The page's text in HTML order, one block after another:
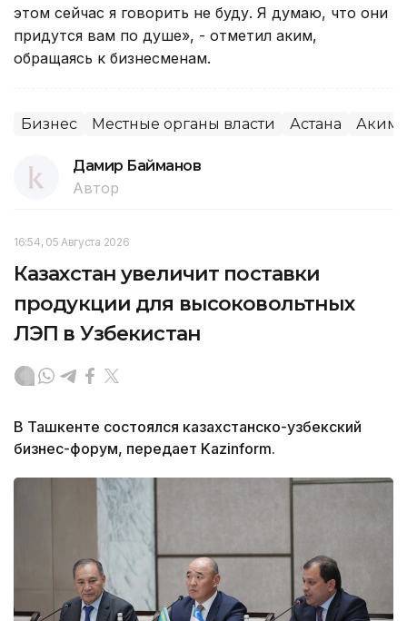
этом сейчас я говорить не буду. Я думаю, что они
придутся вам по душе», - отметил аким,
обращаясь к бизнесменам.
Бизнес Местные органы власти Астана
Дамир Байманов
Автор
16:54, 05 Августа 2026
Казахстан увеличит поставки
продукции для высоковольтных
ЛЭП в Узбекистан
В Ташкенте состоялся казахстанско-узбекский
бизнес-форум, передает Kazinform.